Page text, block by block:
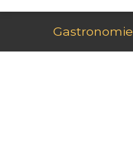
Gastronomie